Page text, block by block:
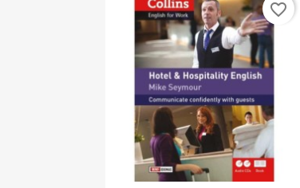
favorite_border